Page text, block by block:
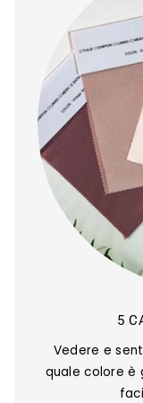
5
Vedere e
quale colore è